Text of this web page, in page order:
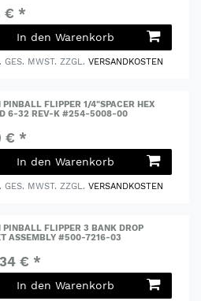
€ *
In den Warenkorb
GES. MWST. ZZGL.VERSANDKOSTEN
PINBALL FLIPPER 1/4"SPACER HEX
6-32 REV-K #254-5008-00
€ *
In den Warenkorb
GES. MWST. ZZGL.VERSANDKOSTEN
PINBALL FLIPPER 3 BANK DROP
ASSEMBLY #500-7216-03
€ *
In den Warenkorb